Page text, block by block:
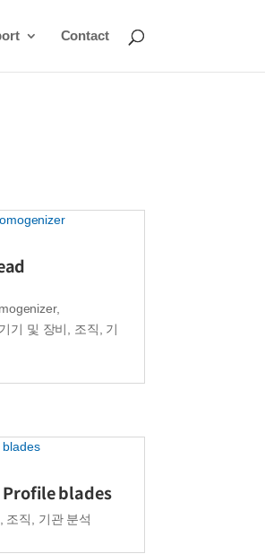
Contact
,
기 및 장비
조직, 기
blades
조직, 기관 분석